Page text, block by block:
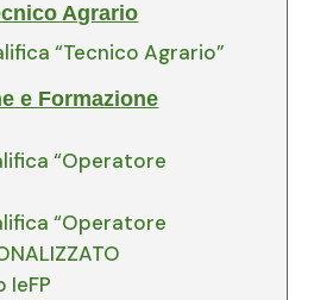
Agrario
“Tecnico Agrario”
e Formazione
“Operatore
“Operatore
IeFP